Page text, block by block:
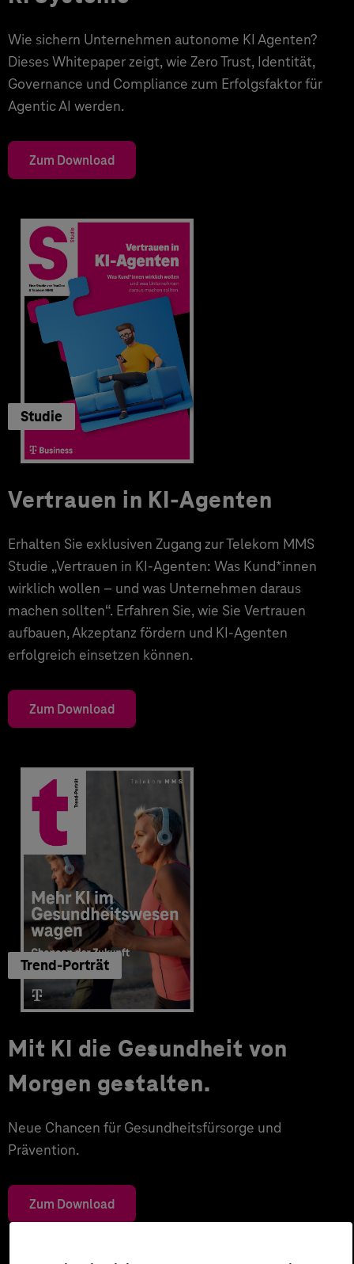
Wie sichern Unternehmen autonome KI Agenten?
Dieses Whitepaper zeigt, wie Zero Trust, Identität,
Governance und Compliance zum Erfolgsfaktor für
Agentic AI werden.
Zum Download
Studie
Vertrauen in KI-Agenten
Erhalten Sie exklusiven Zugang zur Telekom MMS
Studie „Vertrauen in KI-Agenten: Was Kund*innen
wirklich wollen – und was Unternehmen daraus
machen sollten“. Erfahren Sie, wie Sie Vertrauen
aufbauen, Akzeptanz fördern und KI-Agenten
erfolgreich einsetzen können.
Zum Download
Trend-Porträt
Mit KI die Gesundheit von
Morgen gestalten.
Neue Chancen für Gesundheitsfürsorge und
Prävention.
Zum Download